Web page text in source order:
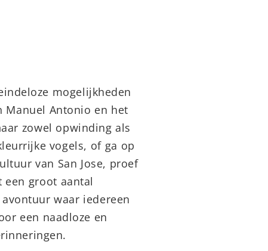
mogelijkheden
Manuel Antonio en het
zowel opwinding als
vogels, of ga op
van San Jose, proef
groot aantal
waar iedereen
een naadloze en